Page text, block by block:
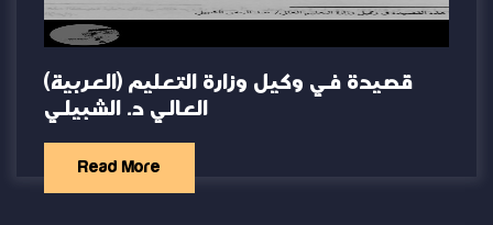
(العربية) قصيدة في وكيل وزارة التعليم
العالي د. الشبيلي
Read More